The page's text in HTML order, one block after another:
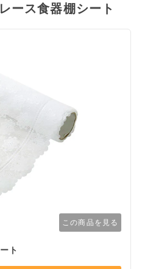
ース食器棚シート
この商品を見る
ト